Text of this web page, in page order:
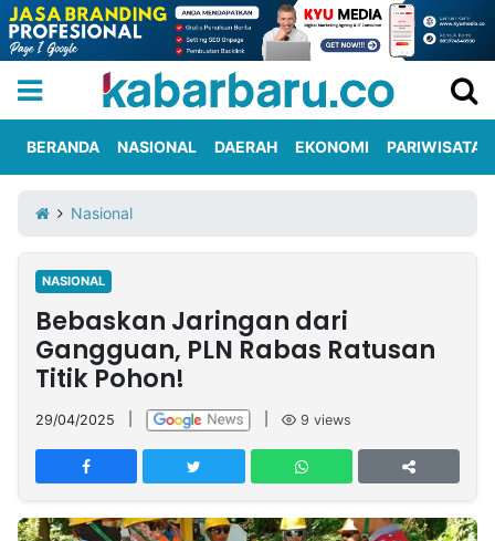
Iklan
Berita
Kami
Nasional
International
Olahraga
Entertainment
Daerah
Pariwisata
Kuliner
Kolom
Network
PT
TREETAN
INDONESIA
BERANDA NASIONAL DAERAH EKONOMI PARIWISATA
Nasional
NASIONAL
Bebaskan Jaringan dari
Gangguan, PLN Rabas Ratusan
Titik Pohon!
29/04/2025 9 views